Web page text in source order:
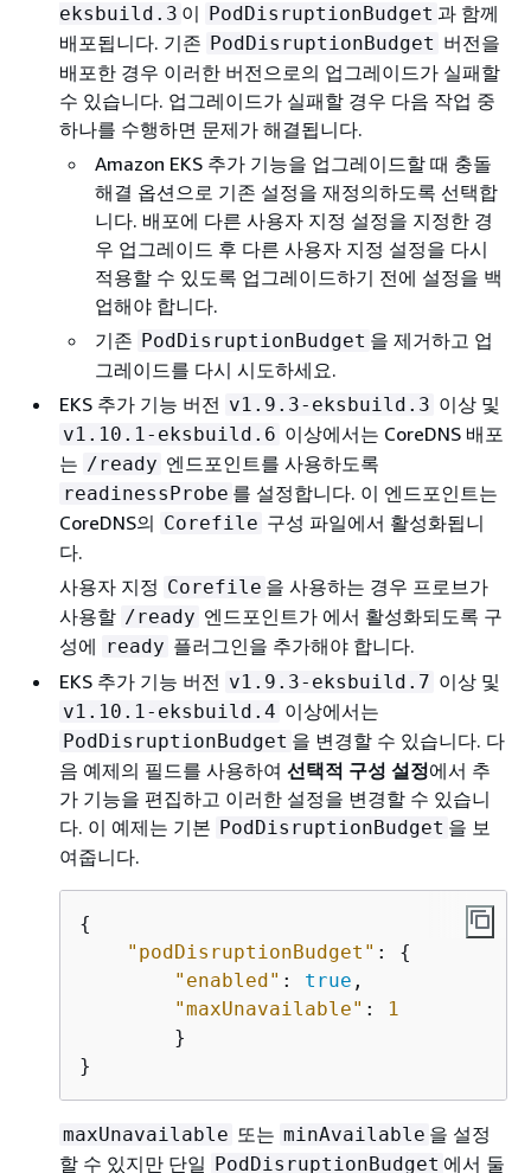
eksbuild.3 이 PodDisruptionBudget 과 함께
배포됩니다. 기존 PodDisruptionBudget 버전을
배포한 경우 이러한 버전으로의 업그레이드가 실패할
수 있습니다. 업그레이드가 실패할 경우 다음 작업 중
하나를 수행하면 문제가 해결됩니다.
Amazon EKS 추가 기능을 업그레이드할 때 충돌
해결 옵션으로 기존 설정을 재정의하도록 선택합
니다. 배포에 다른 사용자 지정 설정을 지정한 경
우 업그레이드 후 다른 사용자 지정 설정을 다시
적용할 수 있도록 업그레이드하기 전에 설정을 백
업해야 합니다.
기존 PodDisruptionBudget 을 제거하고 업
그레이드를 다시 시도하세요.
EKS 추가 기능 버전 v1.9.3-eksbuild.3 이상 및
v1.10.1-eksbuild.6 이상에서는 CoreDNS 배포
는 /ready 엔드포인트를 사용하도록
readinessProbe 를 설정합니다. 이 엔드포인트는
CoreDNS의 Corefile 구성 파일에서 활성화됩니
다.
사용자 지정 Corefile 을 사용하는 경우 프로브가
사용할 /ready 엔드포인트가 에서 활성화되도록 구
성에 ready 플러그인을 추가해야 합니다.
EKS 추가 기능 버전 v1.9.3-eksbuild.7 이상 및
v1.10.1-eksbuild.4 이상에서는
PodDisruptionBudget 을 변경할 수 있습니다. 다
음 예제의 필드를 사용하여 선택적 구성 설정에서 추
가 기능을 편집하고 이러한 설정을 변경할 수 있습니
다. 이 예제는 기본 PodDisruptionBudget 을 보
여줍니다.
{
"podDisruptionBudget" : {
"enabled" : true ,
"maxUnavailable" :
1
        }
}
maxUnavailable 또는 minAvailable 을 설정
할 수 있지만 단일 PodDisruptionBudget 에서 둘